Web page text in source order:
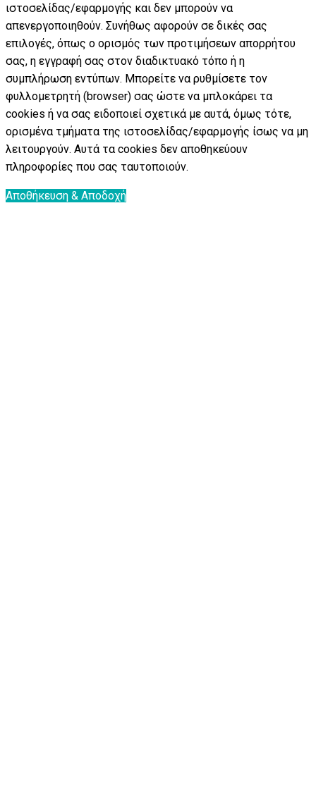
ιστοσελίδας/εφαρμογής και δεν μπορούν να
απενεργοποιηθούν. Συνήθως αφορούν σε δικές σας
επιλογές, όπως ο ορισμός των προτιμήσεων απορρήτου
σας, η εγγραφή σας στον διαδικτυακό τόπο ή η
συμπλήρωση εντύπων. Μπορείτε να ρυθμίσετε τον
φυλλομετρητή (browser) σας ώστε να μπλοκάρει τα
cookies ή να σας ειδοποιεί σχετικά με αυτά, όμως τότε,
ορισμένα τμήματα της ιστοσελίδας/εφαρμογής ίσως να μη
λειτουργούν. Αυτά τα cookies δεν αποθηκεύουν
πληροφορίες που σας ταυτοποιούν.
Αποθήκευση & Αποδοχή